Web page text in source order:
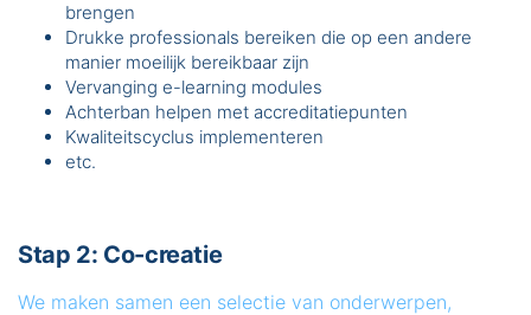
brengen
Drukke professionals bereiken die op een andere
manier moeilijk bereikbaar zijn
Vervanging e-learning modules
Achterban helpen met accreditatiepunten
Kwaliteitscyclus implementeren
etc.
Stap 2: Co-creatie
We maken samen een selectie van onderwerpen,